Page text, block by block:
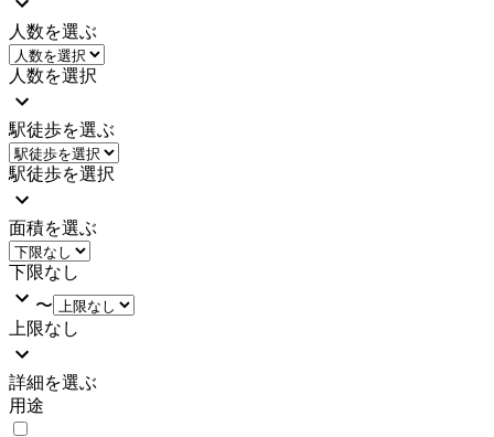
人数を選ぶ
人数を選択
駅徒歩を選ぶ
駅徒歩を選択
面積を選ぶ
下限なし
〜
上限なし
詳細を選ぶ
用途